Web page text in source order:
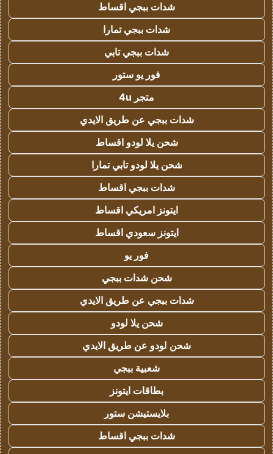
شدات ببجي اقساط
شدات ببجي تمارا
شدات ببجي تابي
فور يو ستور
متجر 4u
شدات ببجي عن طريق الايدي
شحن يلا لودو اقساط
شحن يلا لودو تابي تمارا
شدات ببجي اقساط
ايتونز امريكي اقساط
ايتونز سعودي اقساط
فور يو
شحن شدات ببجي
شدات ببجي عن طريق الايدي
شحن يلا لودو
شحن لودو عن طريق الايدي
شعبية ببجي
بطاقات ايتونز
بلايستيشن ستور
شدات ببجي اقساط